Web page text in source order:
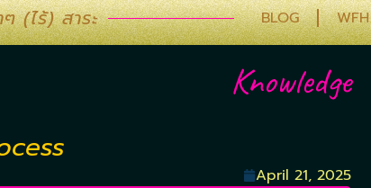
(ไร้) สาระ BLOG WFH
Knowledge
April 21, 2025